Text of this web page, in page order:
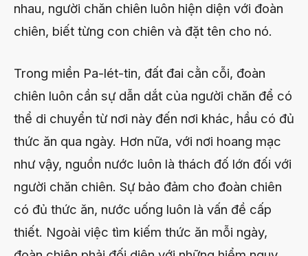
nhau, người chăn chiên luôn hiện diện với đoàn
chiên, biết từng con chiên và đặt tên cho nó.
Trong miền Pa-lét-tin, đất đai cằn cỗi, đoàn
chiên luôn cần sự dẫn dắt của người chăn để có
thể di chuyển từ nơi này đến nơi khác, hầu có đủ
thức ăn qua ngày. Hơn nữa, với nơi hoang mạc
như vậy, nguồn nước luôn là thách đố lớn đối với
người chăn chiên. Sự bảo đảm cho đoàn chiên
có đủ thức ăn, nước uống luôn là vấn đề cấp
thiết. Ngoài việc tìm kiếm thức ăn mỗi ngày,